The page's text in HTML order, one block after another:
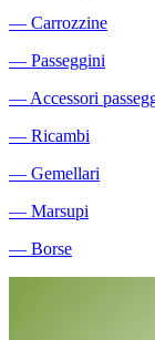
― Carrozzine
― Passeggini
― Accessori
― Ricambi
― Gemellari
― Marsupi
― Borse